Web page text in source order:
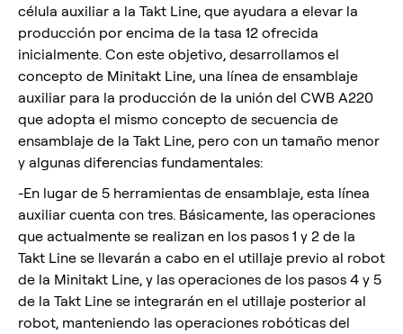
célula auxiliar a la Takt Line, que ayudara a elevar la
producción por encima de la tasa 12 ofrecida
inicialmente. Con este objetivo, desarrollamos el
concepto de Minitakt Line, una línea de ensamblaje
auxiliar para la producción de la unión del CWB A220
que adopta el mismo concepto de secuencia de
ensamblaje de la Takt Line, pero con un tamaño menor
y algunas diferencias fundamentales:
-En lugar de 5 herramientas de ensamblaje, esta línea
auxiliar cuenta con tres. Básicamente, las operaciones
que actualmente se realizan en los pasos 1 y 2 de la
Takt Line se llevarán a cabo en el utillaje previo al robot
de la Minitakt Line, y las operaciones de los pasos 4 y 5
de la Takt Line se integrarán en el utillaje posterior al
robot, manteniendo las operaciones robóticas del